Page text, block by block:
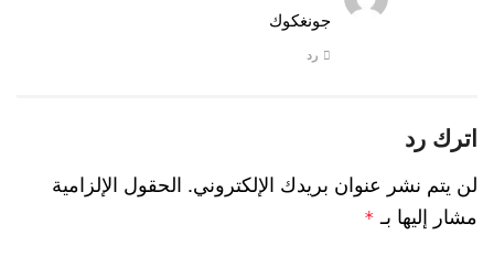
جونغكوك
رد
اترك رد
لن يتم نشر عنوان بريدك الإلكتروني. الحقول الإلزامية
مشار إليها بـ *